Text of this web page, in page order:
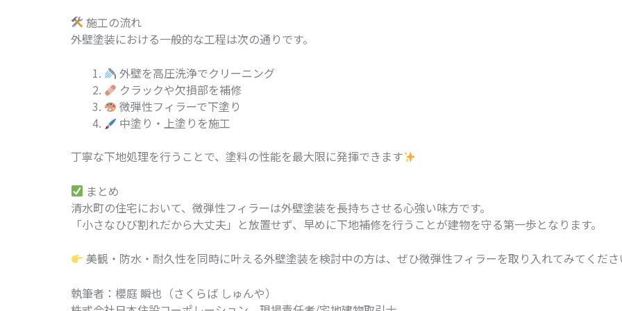
施工の流れ
外壁塗装における一般的な工程は次の通りです。
外壁を高圧洗浄でクリーニング
クラックや欠損部を補修
微弾性フィラーで下塗り
中塗り・上塗りを施工
丁寧な下地処理を行うことで、塗料の性能を最大限に発揮できます
まとめ
清水町の住宅において、微弾性フィラーは外壁塗装を長持ちさせる心強い味方です。
「小さなひび割れだから大丈夫」と放置せず、早めに下地補修を行うことが建物を守る第一歩となります。
美観・防水・耐久性を同時に叶える外壁塗装を検討中の方は、ぜひ微弾性フィラーを取り入れてみてくだ
執筆者：櫻庭 瞬也（さくらば しゅんや）